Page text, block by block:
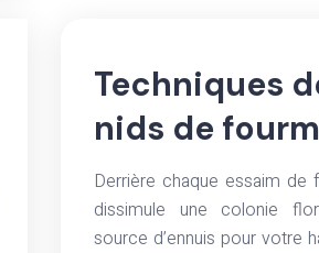
Techniques
nids de
Derrière chaque essaim
dissimule une colonie
source d’ennuis pour votre